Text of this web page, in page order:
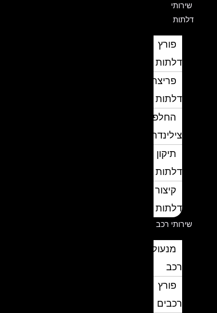
שירותי
דלתות
פורץ
דלתות
פריצת
דלתות
החלפת
צילינדרים
תיקון
דלתות
קיצור
דלתות
שירותי רכב
מנעולן
פורץ
רכבים